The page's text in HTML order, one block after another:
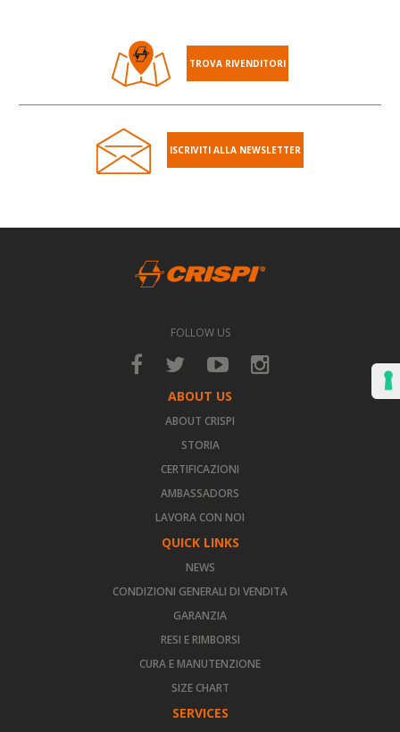
TROVA RIVENDITORI
ISCRIVITI ALLA NEWSLETTER
FOLLOW US
ABOUT US
ABOUT CRISPI
STORIA
CERTIFICAZIONI
AMBASSADORS
LAVORA CON NOI
QUICK LINKS
NEWS
CONDIZIONI GENERALI DI VENDITA
GARANZIA
RESI E RIMBORSI
CURA E MANUTENZIONE
SIZE CHART
SERVICES